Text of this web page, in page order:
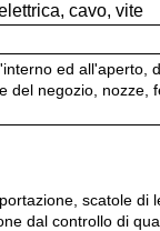
cavo, vite
ed all'aperto,
del negozio, nozze,
scatole di
dal controllo di